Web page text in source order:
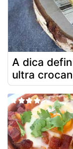
A dica
ultra